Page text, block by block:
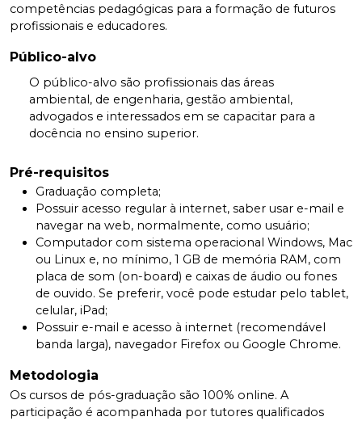
competências pedagógicas para a formação de futuros
profissionais e educadores.
Público-alvo
O público-alvo são profissionais das áreas
ambiental, de engenharia, gestão ambiental,
advogados e interessados em se capacitar para a
docência no ensino superior.
Pré-requisitos
Graduação completa;
Possuir acesso regular à internet, saber usar e-mail e
navegar na web, normalmente, como usuário;
Computador com sistema operacional Windows, Mac
ou Linux e, no mínimo, 1 GB de memória RAM, com
placa de som (on-board) e caixas de áudio ou fones
de ouvido. Se preferir, você pode estudar pelo tablet,
celular, iPad;
Possuir e-mail e acesso à internet (recomendável
banda larga), navegador Firefox ou Google Chrome.
Metodologia
Os cursos de pós-graduação são 100% online. A
participação é acompanhada por tutores qualificados